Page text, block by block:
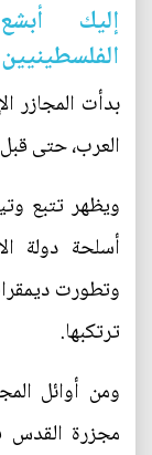
إليك
بدأت المجازر
العرب، حتى
ويظهر تتبع
أسلحة دولة
وتطورت
ترتكبها.
ومن أوائل